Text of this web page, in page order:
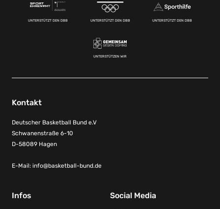
UNTERSTÜTZT DEN DBB UNTERSTÜTZT DEN DBB UNTERSTÜTZT DEN DBB
UNTERSTÜTZEN WIR
Kontakt
Deutscher Basketball Bund e.V
Schwanenstraße 6-10
D-58089 Hagen
E-Mail: info@basketball-bund.de
Infos Social Media